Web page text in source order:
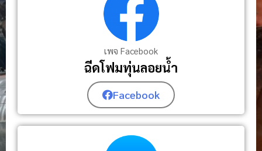
เพจ Facebook
ฉีดโฟมทุ่นลอยน้ำ
Facebook